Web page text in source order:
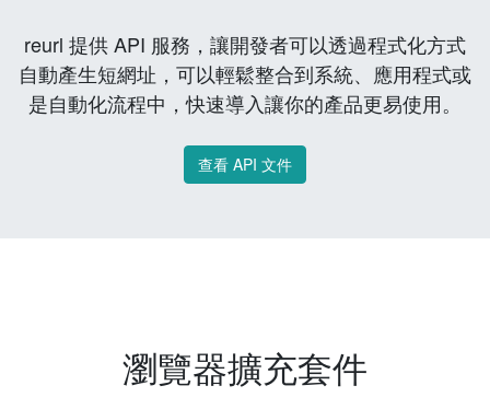
reurl 提供 API 服務，讓開發者可以透過程式化方式
自動產生短網址，可以輕鬆整合到系統、應用程式或
是自動化流程中，快速導入讓你的產品更易使用。
查看 API 文件
瀏覽器擴充套件